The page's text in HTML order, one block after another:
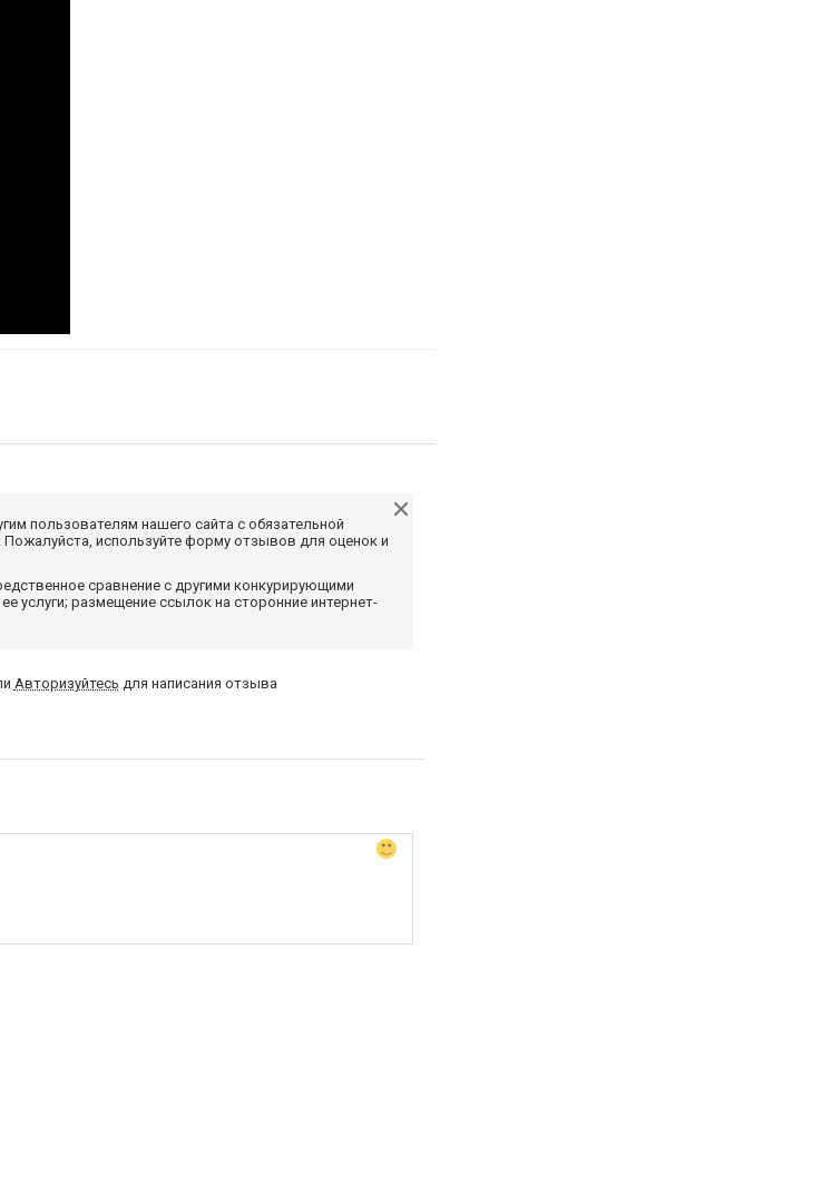
пользователям нашего сайта с обязательной
используйте форму отзывов для оценок и
сравнение с другими конкурирующими
услуги; размещение ссылок на сторонние интернет-
Авторизуйтесь для написания отзыва